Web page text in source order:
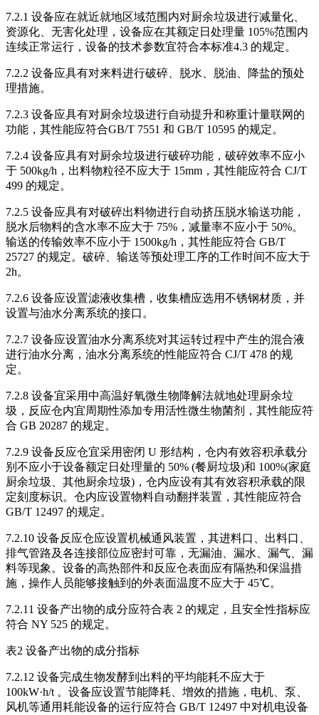
7.2.1 设备应在就近就地区域范围内对厨余垃圾进行减量化、
资源化、无害化处理，设备应在其额定日处理量 105%范围内
连续正常运行，设备的技术参数宜符合本标准4.3 的规定。
7.2.2 设备应具有对来料进行破碎、脱水、脱油、降盐的预处
理措施。
7.2.3 设备应具有对厨余垃圾进行自动提升和称重计量联网的
功能，其性能应符合GB/T 7551 和 GB/T 10595 的规定。
7.2.4 设备应具有对厨余垃圾进行破碎功能，破碎效率不应小
于 500kg/h，出料物粒径不应大于 15mm，其性能应符合 CJ/T
499 的规定。
7.2.5 设备应具有对破碎出料物进行自动挤压脱水输送功能，
脱水后物料的含水率不应大于 75%，减量率不应小于 50%。
输送的传输效率不应小于 1500kg/h，其性能应符合 GB/T
25727 的规定。破碎、输送等预处理工序的工作时间不应大于
2h。
7.2.6 设备应设置滤液收集槽，收集槽应选用不锈钢材质，并
设置与油水分离系统的接口。
7.2.7 设备应设置油水分离系统对其运转过程中产生的混合液
进行油水分离，油水分离系统的性能应符合 CJ/T 478 的规
定。
7.2.8 设备宜采用中高温好氧微生物降解法就地处理厨余垃
圾，反应仓内宜周期性添加专用活性微生物菌剂，其性能应符
合 GB 20287 的规定。
7.2.9 设备反应仓宜采用密闭 U 形结构，仓内有效容积承载分
别不应小于设备额定日处理量的 50% (餐厨垃圾)和 100%(家庭
厨余垃圾、其他厨余垃圾)，仓内应设有其有效容积承载的限
定刻度标识。仓内应设置物料自动翻拌装置，其性能应符合
GB/T 12497 的规定。
7.2.10 设备反应仓应设置机械通风装置，其进料口、出料口、
排气管路及各连接部位应密封可靠，无漏油、漏水、漏气、漏
料等现象。设备的高热部件和反应仓表面应有隔热和保温措
施，操作人员能够接触到的外表面温度不应大于 45℃。
7.2.11 设备产出物的成分应符合表 2 的规定，且安全性指标应
符合 NY 525 的规定。
表2 设备产出物的成分指标
7.2.12 设备完成生物发酵到出料的平均能耗不应大于
100kW·h/t 。设备应设置节能降耗、增效的措施，电机、泵、
风机等通用耗能设备的运行应符合 GB/T 12497 中对机电设备